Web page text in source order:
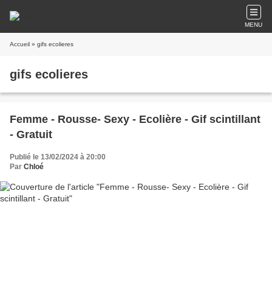
MENU
Accueil » gifs ecolieres
gifs ecolieres
Femme - Rousse- Sexy - Ecolière - Gif scintillant
- Gratuit
Publié le 13/02/2024 à 20:00
Par Chloé